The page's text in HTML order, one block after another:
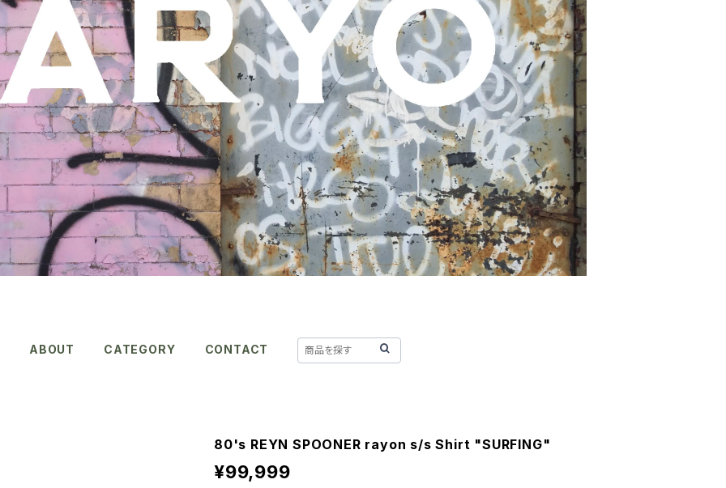
ABOUT CATEGORY CONTACT
80's REYN SPOONER rayon s/s Shirt "SURFING"
¥99,999